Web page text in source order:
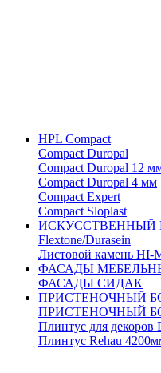
HPL Compact
Compact Duropal
Compact Duropal 12
Compact Duropal 4 мм
Compact Expert
Compact Sloplast
ИСКУССТВЕННЫЙ
Flextone/Durasein
Листовой камень HI-
ФАСАДЫ
ФАСАДЫ СИДАК
ПРИСТЕНОЧНЫЙ
ПРИСТЕНОЧНЫЙ
Плинтус для декоров
Плинтус Rehau